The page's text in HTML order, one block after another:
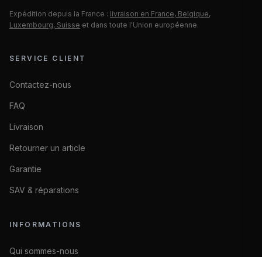
Expédition depuis la France : livraison en France, Belgique,
Luxembourg, Suisse et dans toute l'Union européenne.
SERVICE CLIENT
Contactez-nous
FAQ
Livraison
Retourner un article
Garantie
SAV & réparations
INFORMATIONS
Qui sommes-nous